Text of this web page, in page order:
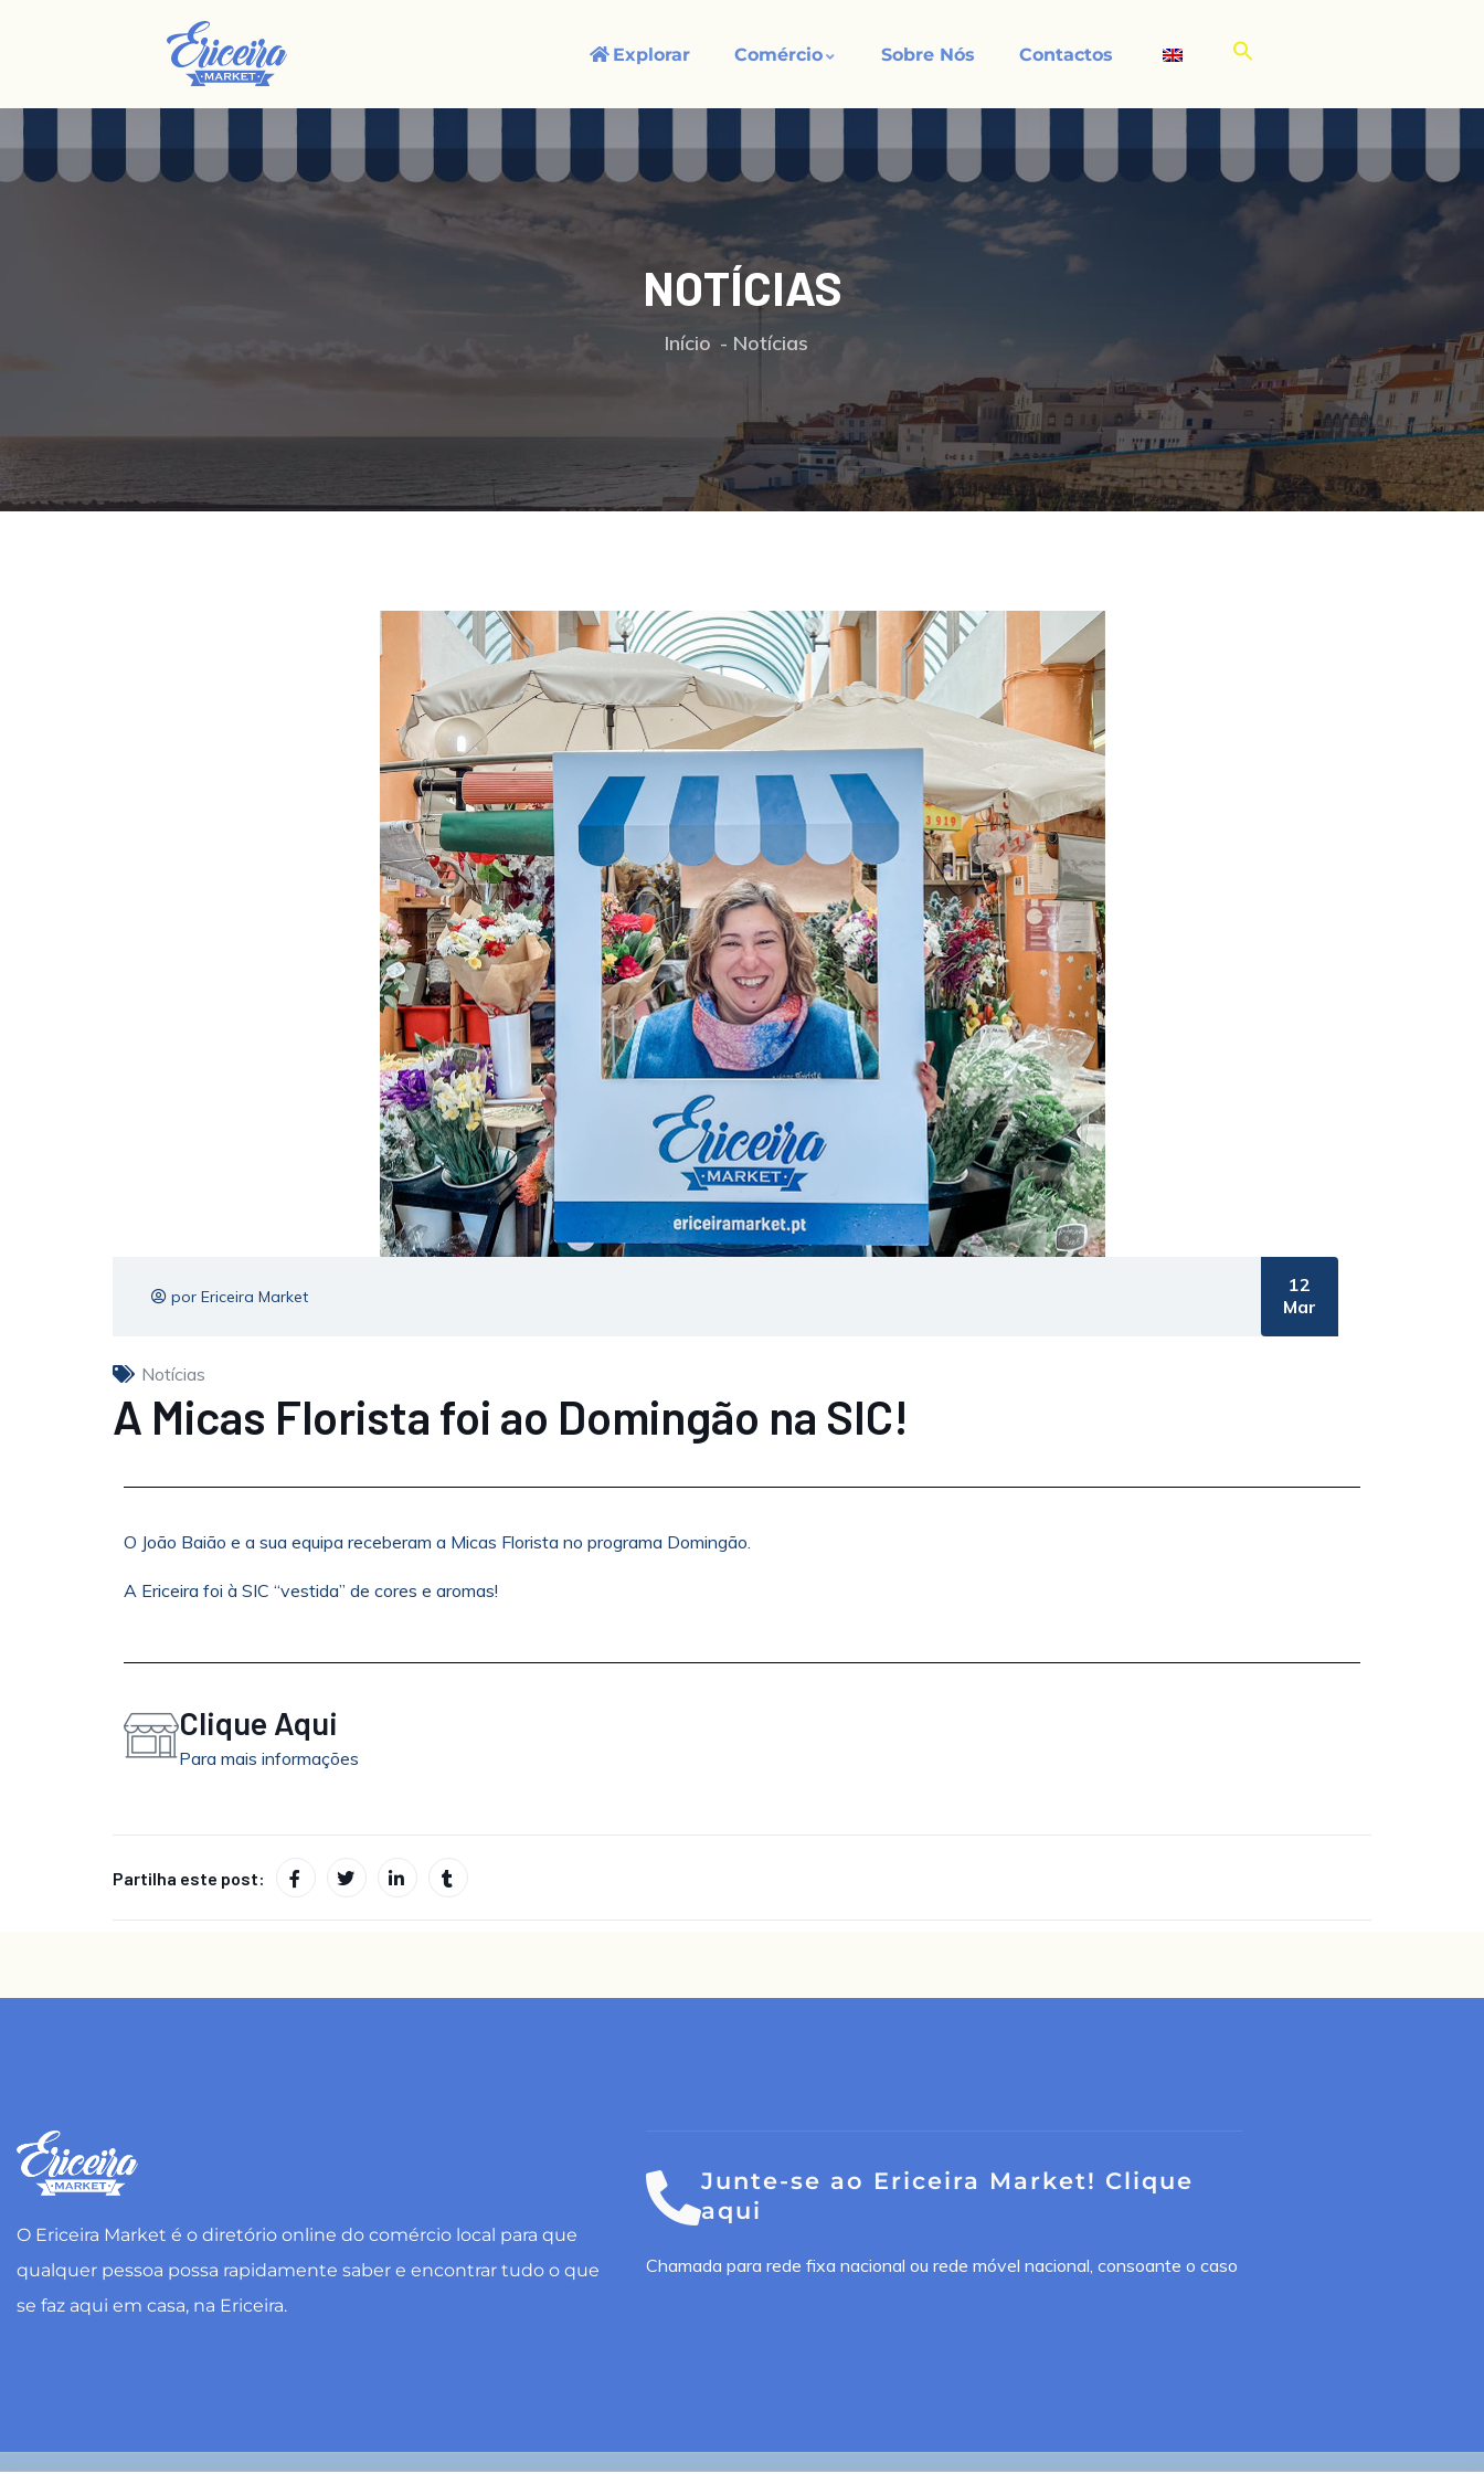
Explorar Comércio Sobre Nós Contactos
NOTÍCIAS
Início Notícias
por Ericeira Market
12
Mar
Notícias
A Micas Florista foi ao Domingão na SIC!
O João Baião e a sua equipa receberam a Micas Florista no programa Domingão.
A Ericeira foi à SIC “vestida” de cores e aromas!
Clique Aqui
Para mais informações
Partilha este post:
O Ericeira Market é o diretório online do comércio local para que
qualquer pessoa possa rapidamente saber e encontrar tudo o que
se faz aqui em casa, na Ericeira.
Junte-se ao Ericeira Market! Clique
aqui
Chamada para rede fixa nacional ou rede móvel nacional, consoante o caso